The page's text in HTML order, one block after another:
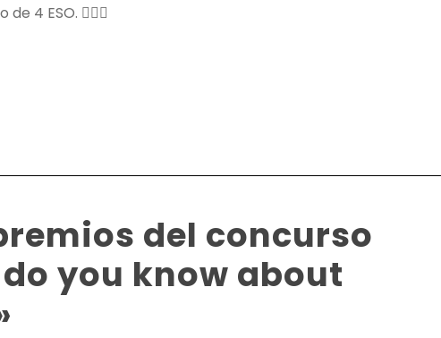
4 ESO. 👩🏻‍⚖️
del concurso
you know about